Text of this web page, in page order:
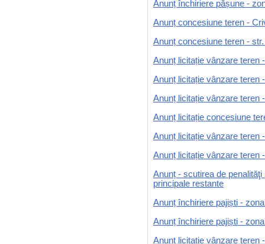
Anunț închiriere pășune -
Anunț concesiune teren -
Anunț concesiune teren -
Anunț licitație vânzare teren
Anunț licitație vânzare teren
Anunț licitație vânzare teren
Anunț licitație concesiune
Anunț licitație vânzare teren
Anunț licitație vânzare teren
Anunț - scutirea de
principale restante
Anunț închiriere pajiști -
Anunț închiriere pajiști -
Anunț licitație vânzare teren